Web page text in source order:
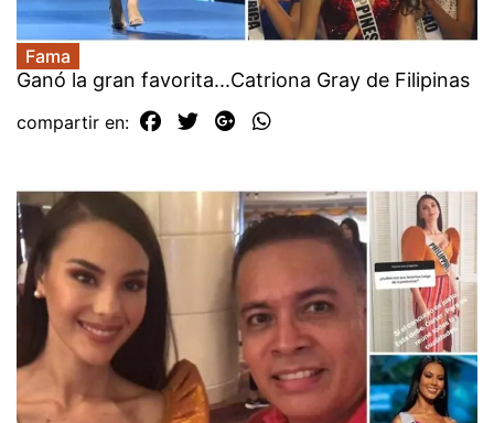
Fama
Ganó la gran favorita...Catriona Gray de Filipinas
compartir en: